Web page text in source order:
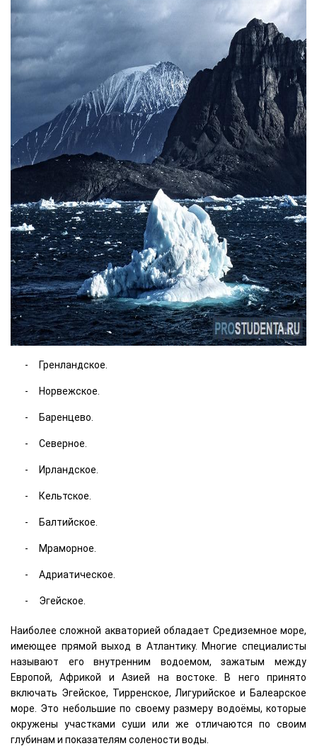
Гренландское.
Норвежское.
Баренцево.
Северное.
Ирландское.
Кельтское.
Балтийское.
Мраморное.
Адриатическое.
Эгейское.
Наиболее сложной акваторией обладает Средиземное море,
имеющее прямой выход в Атлантику. Многие специалисты
называют его внутренним водоемом, зажатым между
Европой, Африкой и Азией на востоке. В него принято
включать Эгейское, Тирренское, Лигурийское и Балеарское
море. Это небольшие по своему размеру водоёмы, которые
окружены участками суши или же отличаются по своим
глубинам и показателям солености воды.